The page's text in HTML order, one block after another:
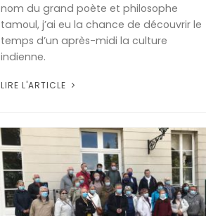
nom du grand poète et philosophe
tamoul, j’ai eu la chance de découvrir le
temps d’un après-midi la culture
indienne.
LIRE L'ARTICLE